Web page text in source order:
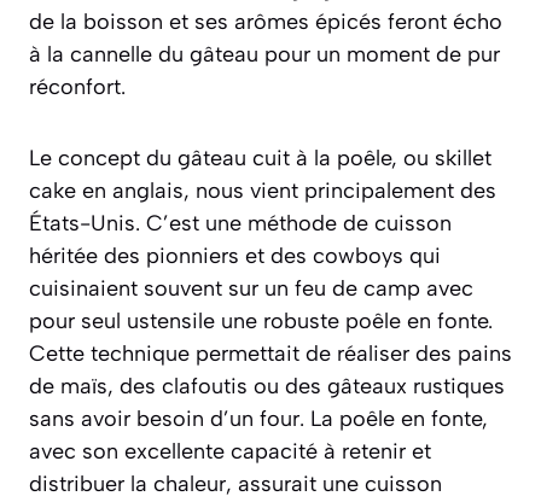
de la boisson et ses arômes épicés feront écho
à la cannelle du gâteau pour un moment de pur
réconfort.
Le concept du gâteau cuit à la poêle, ou skillet
cake en anglais, nous vient principalement des
États-Unis. C’est une méthode de cuisson
héritée des pionniers et des cowboys qui
cuisinaient souvent sur un feu de camp avec
pour seul ustensile une robuste poêle en fonte.
Cette technique permettait de réaliser des pains
de maïs, des clafoutis ou des gâteaux rustiques
sans avoir besoin d’un four. La poêle en fonte,
avec son excellente capacité à retenir et
distribuer la chaleur, assurait une cuisson